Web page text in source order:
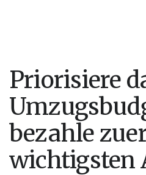
Priorisiere
bezahle
wichtigsten